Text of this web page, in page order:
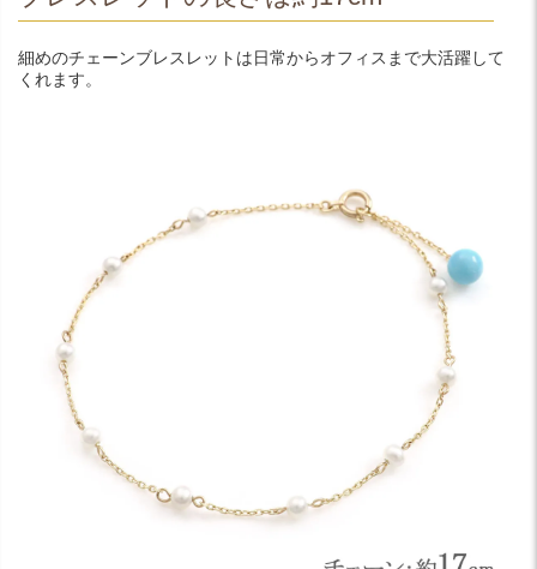
細めのチェーンブレスレットは日常からオフィスまで大活躍して
くれます。